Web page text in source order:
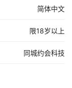
简体中文
限18岁以上
同城约会科技